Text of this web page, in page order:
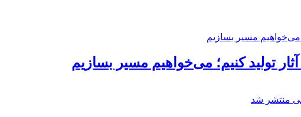
تولید کنیم؛ می‌خواهیم مسیر بسازیم